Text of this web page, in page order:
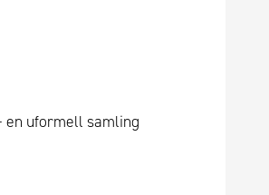
en uformell samling